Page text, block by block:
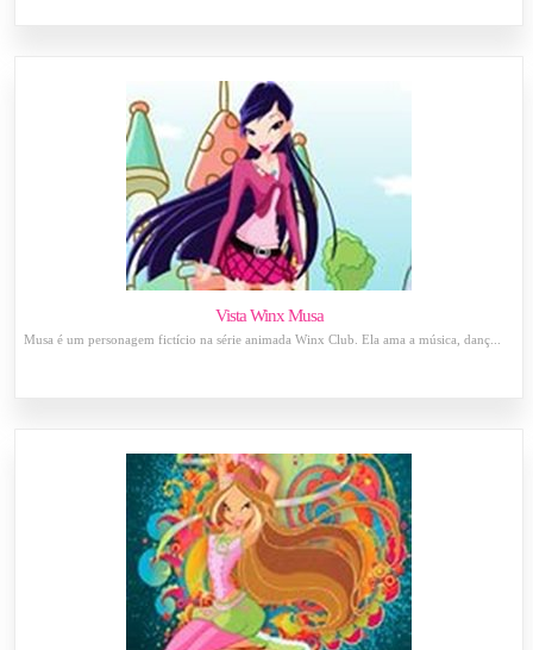
Vista Winx Musa
Musa é um personagem fictício na série animada Winx Club. Ela ama a música, danç...